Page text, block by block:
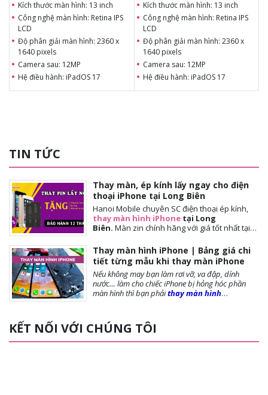
Kích thước màn hình: 13 inch
Công nghệ màn hình: Retina IPS
LCD
Độ phân giải màn hình: 2360 x
1640 pixels
Camera sau: 12MP
Hệ điều hành: iPadOS 17
Chipset: Apple M2 8 Nhân
Kích thước màn hình: 13 inch
Công nghệ màn hình: Retina IPS
LCD
Độ phân giải màn hình: 2360 x
1640 pixels
Camera sau: 12MP
Hệ điều hành: iPadOS 17
Chipset: Apple M2 8 Nhân
TIN TỨC
Thay màn, ép kính lấy ngay cho điện
thoại iPhone tại Long Biên
Hanoi Mobile chuyên SC điện thoại ép kính,
thay màn hình iPhone tại Long
Biên. Màn zin chính hãng với giá tốt nhất tại
15 phút. Chế độ bảo hành tốt nhất tới khách
hàng. Tặng cường lực full màn, tặng ốp lưng,
miễn phí vệ sinh máy.
Thay màn hình iPhone | Bảng giá chi
tiết từng mẫu khi thay màn iPhone
Nếu không may bạn làm rơi vỡ, va đập, dính
nước… làm cho chiếc iPhone bị hỏng hóc phần
màn hình thì bạn phảithay màn hình
đây,Hanoi Mobile
lưu ý trước khi thay màn, các loại màn phổ biến và
giá thay màn hình là bao nhiêu?, mời bạn tham
KẾT NỐI VỚI CHÚNG TÔI